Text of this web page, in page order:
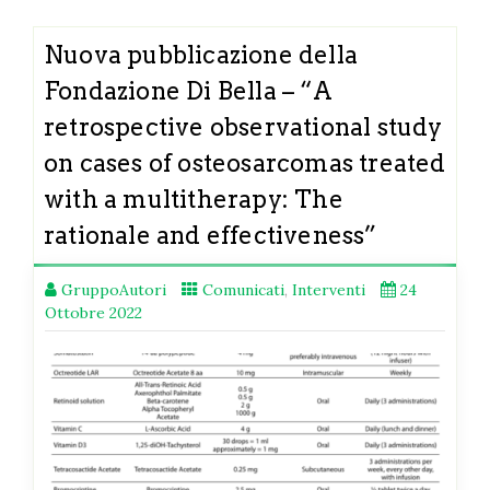
Nuova pubblicazione della
Fondazione Di Bella – “A
retrospective observational study
on cases of osteosarcomas treated
with a multitherapy: The
rationale and effectiveness”
GruppoAutori Comunicati, Interventi
24
Ottobre 2022